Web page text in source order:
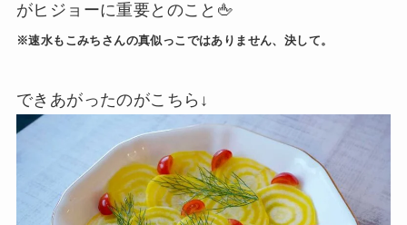
がヒジョーに重要とのこと🖕
※速水もこみちさんの真似っこではありません、決して。
できあがったのがこちら↓